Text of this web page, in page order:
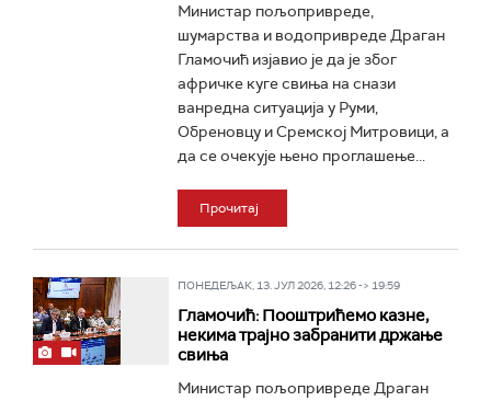
Министар пољопривреде,
шумарства и водопривреде Драган
Гламочић изјавио је да је због
афричке куге свиња на снази
ванредна ситуација у Руми,
Обреновцу и Сремској Митровици, а
да се очекује њено проглашење...
Прочитај
ПОНЕДЕЉАК, 13. ЈУЛ 2026, 12:26 -> 19:59
Гламочић: Пооштрићемо казне,
некима трајно забранити држање
свиња
Министар пољопривреде Драган